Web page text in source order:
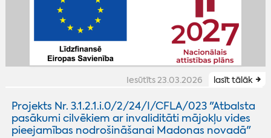
Iesūtīts 23.03.2026 lasīt tālāk
Projekts Nr. 3.1.2.1.i.0/2/24/I/CFLA/023 "Atbalsta
pasākumi cilvēkiem ar invaliditāti mājokļu vides
pieejamības nodrošināšanai Madonas novadā"